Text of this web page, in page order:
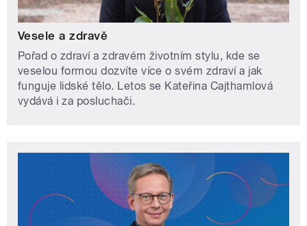
Vesele a zdravě
Pořad o zdraví a zdravém životním stylu, kde se
veselou formou dozvíte více o svém zdraví a jak
funguje lidské tělo. Letos se Kateřina Cajthamlová
vydává i za posluchači.